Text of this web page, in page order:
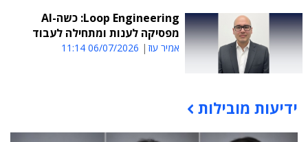
Loop Engineering: כשה-AI
מפסיקה לענות ומתחילה לעבוד
אמיר עוז 06/07/2026 11:14
תוכן פרסומי
ידיעות מובילות